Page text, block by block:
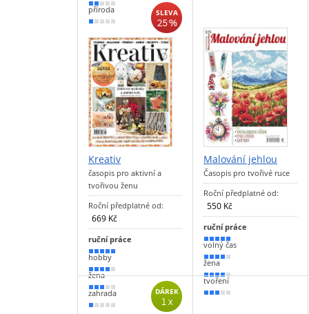
40 %
příroda
20 %
SLEVA
25 %
Kreativ
časopis pro aktivní a
tvořivou ženu
Roční předplatné od:
669 Kč
ruční práce
90 %
hobby
80 %
žena
60 %
zahrada
20 %
Malování jehlou
Časopis pro tvořivé ruce
Roční předplatné od:
550 Kč
ruční práce
90 %
volný čas
80 %
žena
70 %
tvoření
60 %
DÁREK
1 x